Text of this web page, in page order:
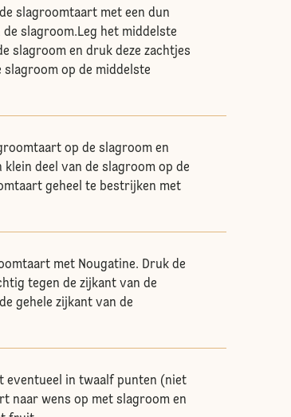
slagroomtaart met een dun
de slagroom.Leg het middelste
slagroom en druk deze zachtjes
slagroom op de middelste
op de slagroom en
klein deel van de slagroom op de
geheel te bestrijken met
met Nougatine. Druk de
tegen de zijkant van de
gehele zijkant van de
eventueel in twaalf punten (niet
naar wens op met slagroom en